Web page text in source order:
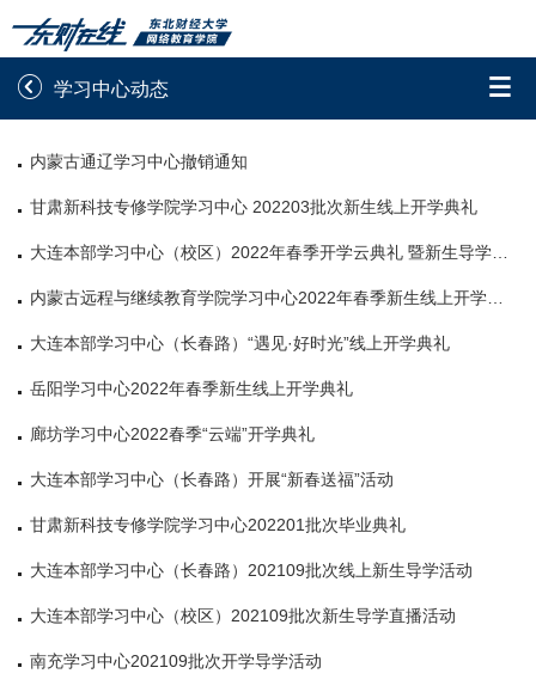

 学习中心动态
学信网图像校对 网上交费
学籍查询 学生证查询打印
信息确认及测试
 重置密码
内蒙古通辽学习中心撤销通知
甘肃新科技专修学院学习中心 202203批次新生线上开学典礼
大连本部学习中心（校区）2022年春季开学云典礼 暨新生导学活动
内蒙古远程与继续教育学院学习中心2022年春季新生线上开学典礼
大连本部学习中心（长春路）“遇见·好时光”线上开学典礼
岳阳学习中心2022年春季新生线上开学典礼
廊坊学习中心2022春季“云端”开学典礼
大连本部学习中心（长春路）开展“新春送福”活动
甘肃新科技专修学院学习中心202201批次毕业典礼
大连本部学习中心（长春路）202109批次线上新生导学活动
大连本部学习中心（校区）202109批次新生导学直播活动
南充学习中心202109批次开学导学活动